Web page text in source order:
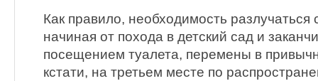
Как правило, необходимость
начиная от похода в детский сад и
посещением туалета, перемены в
кстати, на третьем месте по